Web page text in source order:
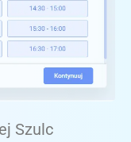
Szulc